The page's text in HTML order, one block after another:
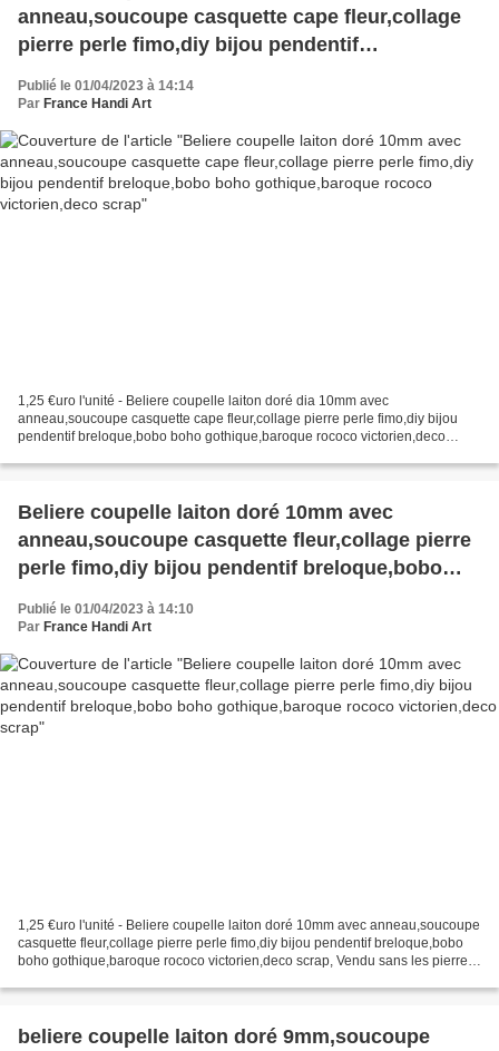
anneau,soucoupe casquette cape fleur,collage
pierre perle fimo,diy bijou pendentif
victorien,deco scrap
Publié le 01/04/2023 à 14:14
Par France Handi Art
1,25 €uro l'unité - Beliere coupelle laiton doré dia 10mm avec
anneau,soucoupe casquette cape fleur,collage pierre perle fimo,diy bijou
pendentif breloque,bobo boho gothique,baroque rococo victorien,deco
Beliere coupelle laiton doré 10mm avec
anneau,soucoupe casquette fleur,collage pierre
perle fimo,diy bijou pendentif breloque,bobo
boho gothique,baroque rococo victorien,deco
scrap
Publié le 01/04/2023 à 14:10
Par France Handi Art
1,25 €uro l'unité - Beliere coupelle laiton doré 10mm avec anneau,soucoupe
casquette fleur,collage pierre perle fimo,diy bijou pendentif breloque,bobo
boho gothique,baroque rococo victorien,deco scrap, Vendu sans les pierres,
beliere coupelle laiton doré 9mm,soucoupe